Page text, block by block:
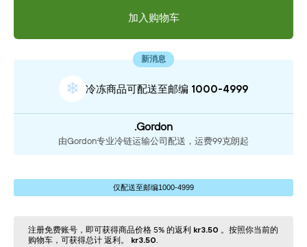
仅配送⾄邮编1000-4999
注册免费账号，即可获得商品价格 5% 的返利 kr3.50 。按照你当前的
购物⻋，可获得总计 返利。
kr3.50.
加入购物车
新消息
❄ 冷冻商品可配送⾄邮编 1000-4999
.Gordon
由Gordon专业冷链运输公司配送，运费99克朗起